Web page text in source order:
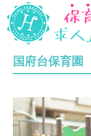
国府台保育園